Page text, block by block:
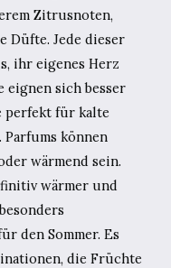
Zitrusnoten,
Düfte. Jede dieser
ihr eigenes Herz
eignen sich besser
perfekt für kalte
können
wärmend sein.
wärmer und
den Sommer. Es
die Früchte